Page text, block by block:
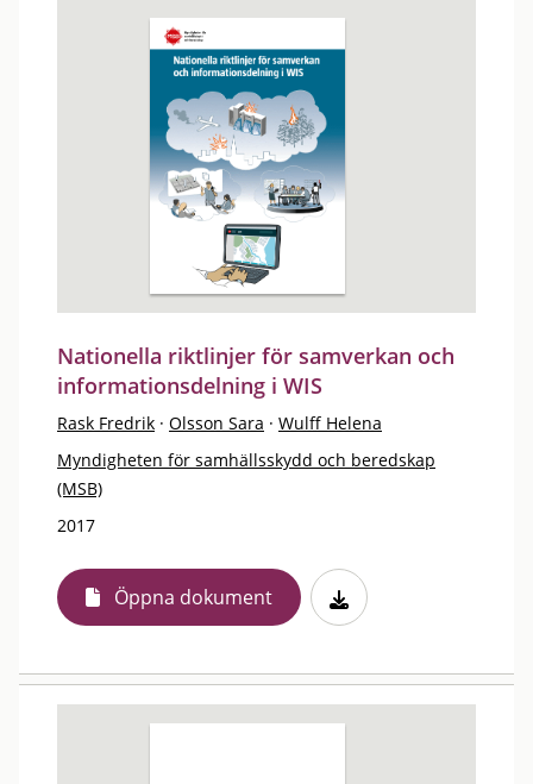
Nationella riktlinjer för samverkan och
informationsdelning i WIS
Rask Fredrik · Olsson Sara · Wulff Helena
Myndigheten för samhällsskydd och beredskap
(MSB)
2017
Öppna dokument